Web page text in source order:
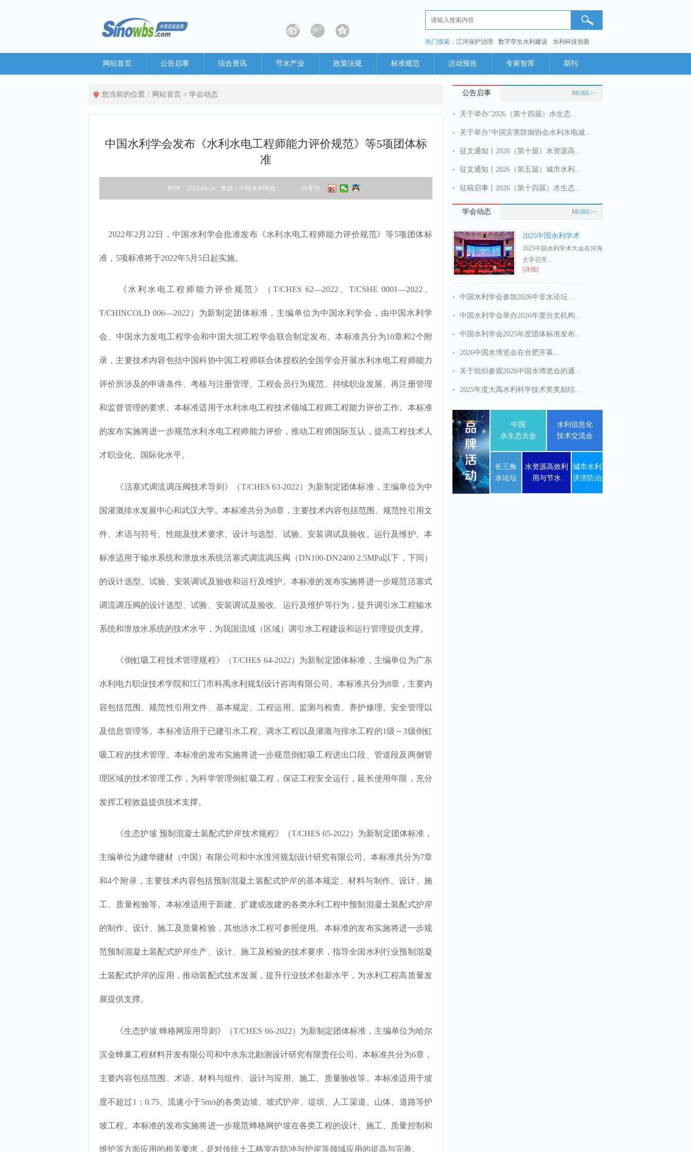
热门搜索： 江河保护治理 数字孪生水利建设 水利科技创新
网站首页 公告启事 综合资讯 节水产业 政策法规 标准规范 活动预告 专家智库 期刊
您当前的位置： 网站首页 > 学会动态
中国水利学会发布《水利水电工程师能力评价规范》等5项团体标
准
时间：2022-03-24 来源：中国水利学会 分享到：
2022年2月22日，中国水利学会批准发布《水利水电工程师能力评价规范》等5项团体标
准，5项标准将于2022年5月5日起实施。
《水利水电工程师能力评价规范》（T/CHES 62—2022、T/CSHE 0001—2022、
T/CHINCOLD 006—2022）为新制定团体标准，主编单位为中国水利学会，由中国水利学
会、中国水力发电工程学会和中国大坝工程学会联合制定发布。本标准共分为10章和2个附
录，主要技术内容包括中国科协中国工程师联合体授权的全国学会开展水利水电工程师能力
评价所涉及的申请条件、考核与注册管理、工程会员行为规范、持续职业发展、再注册管理
和监督管理的要求。本标准适用于水利水电工程技术领域工程师工程能力评价工作。本标准
的发布实施将进一步规范水利水电工程师能力评价，推动工程师国际互认，提高工程技术人
才职业化、国际化水平。
《活塞式调流调压阀技术导则》（T/CHES 63-2022）为新制定团体标准，主编单位为中
国灌溉排水发展中心和武汉大学。本标准共分为8章，主要技术内容包括范围、规范性引用文
件、术语与符号、性能及技术要求、设计与选型、试验、安装调试及验收、运行及维护。本
标准适用于输水系统和泄放水系统活塞式调流调压阀（DN100-DN2400 2.5MPa以下，下同）
的设计选型、试验、安装调试及验收和运行及维护。本标准的发布实施将进一步规范活塞式
调流调压阀的设计选型、试验、安装调试及验收、运行及维护等行为，提升调引水工程输水
系统和泄放水系统的技术水平，为我国流域（区域）调引水工程建设和运行管理提供支撑。
《倒虹吸工程技术管理规程》（T/CHES 64-2022）为新制定团体标准，主编单位为广东
水利电力职业技术学院和江门市科禹水利规划设计咨询有限公司。本标准共分为8章，主要内
容包括范围、规范性引用文件、基本规定、工程运用、监测与检查、养护修理、安全管理以
及信息管理等。本标准适用于已建引水工程、调水工程以及灌溉与排水工程的1级～3级倒虹
吸工程的技术管理。本标准的发布实施将进一步规范倒虹吸工程进出口段、管道段及两侧管
理区域的技术管理工作，为科学管理倒虹吸工程，保证工程安全运行，延长使用年限，充分
发挥工程效益提供技术支撑。
《生态护坡 预制混凝土装配式护岸技术规程》（T/CHES 65-2022）为新制定团体标准，
主编单位为建华建材（中国）有限公司和中水淮河规划设计研究有限公司。本标准共分为7章
和4个附录，主要技术内容包括预制混凝土装配式护岸的基本规定、材料与制作、设计、施
工、质量检验等。本标准适用于新建、扩建或改建的各类水利工程中预制混凝土装配式护岸
的制作、设计、施工及质量检验，其他涉水工程可参照使用。本标准的发布实施将进一步规
范预制混凝土装配式护岸生产、设计、施工及检验的技术要求，指导全国水利行业预制混凝
土装配式护岸的应用，推动装配式技术发展，提升行业技术创新水平，为水利工程高质量发
展提供支撑。
《生态护坡 蜂格网应用导则》（T/CHES 66-2022）为新制定团体标准，主编单位为哈尔
滨金蜂巢工程材料开发有限公司和中水东北勘测设计研究有限责任公司。本标准共分为6章，
主要内容包括范围、术语、材料与组件、设计与应用、施工、质量验收等。本标准适用于坡
度不超过1：0.75、流速小于5m/s的各类边坡、坡式护岸、堤坝、人工渠道、山体、道路等护
坡工程。本标准的发布实施将进一步规范蜂格网护坡在各类工程的设计、施工、质量控制和
维护等方面应用的相关要求，是对传统土工格室在防冲与护岸等领域应用的提高与完善。
公告启事 MORE>>
关于举办“2026（第十四届）水生态...
关于举办“中国灾害防御协会水利水电减...
征文通知丨2026（第十届）水资源高...
征文通知丨2026（第五届）城市水利...
征稿启事丨2026（第十四届）水生态...
学会动态 MORE>>
2025中国水利学术
2025中国水利学术大会在河海
大学召开...
[详细]
中国水利学会参加2026中非水论坛...
中国水利学会举办2026年度分支机构...
中国水利学会2025年度团体标准发布...
2026中国水博览会在合肥开幕...
关于组织参观2026中国水博览会的通...
2025年度大禹水利科学技术奖奖励结...
中国
水生态大会
水利信息化
技术交流会
长三角
水论坛
水资源高效利
用与节水
城市水利
洪涝防治